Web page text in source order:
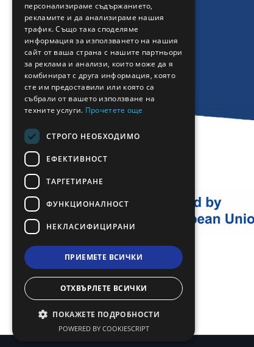
FRENCH
ROMANIAN
TURKISH
персонализираме съдържанието,
рекламите и да анализираме нашия
трафик. Също така споделяме
информация за използването на нашия
сайт от ваша страна с нашите партньори
за реклама и анализи, които може да я
комбинират с друга информация, която
сте им предоставили или която са
събрали от вашето използване на
техните услуги. Прочетете още
СТРОГО НЕОБХОДИМО
ЕФЕКТИВНОСТ
ТАРГЕТИРАНЕ
ФУНКЦИОНАЛНОСТ
НЕКЛАСИФИЦИРАНИ
ПРИЕМЕТЕ ВСИЧКИ
ОТХВЪРЛЕТЕ ВСИЧКИ
ПОКАЖЕТЕ ПОДРОБНОСТИ
POWERED BY COOKIESCRIPT